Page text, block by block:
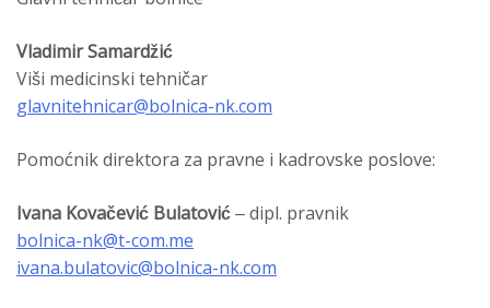
Vladimir Samardžić
Viši medicinski tehničar
glavnitehnicar@bolnica-nk.com
Pomoćnik direktora za pravne i kadrovske poslove:
Ivana Kovačević Bulatović– dipl. pravnik
bolnica-nk@t-com.me
ivana.bulatovic@bolnica-nk.com